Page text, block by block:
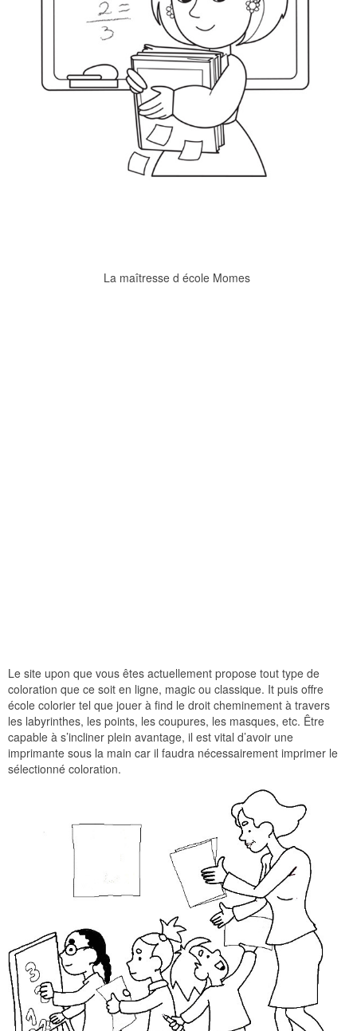
La maîtresse d école Momes
Le site upon que vous êtes actuellement propose tout type de
coloration que ce soit en ligne, magic ou classique. It puis offre
école colorier tel que jouer à find le droit cheminement à travers
les labyrinthes, les points, les coupures, les masques, etc. Être
capable à s’incliner plein avantage, il est vital d’avoir une
imprimante sous la main car il faudra nécessairement imprimer le
sélectionné coloration.